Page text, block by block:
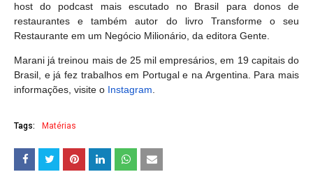
host do podcast mais escutado no Brasil para donos de
restaurantes e também autor do livro Transforme o seu
Restaurante em um Negócio Milionário, da editora Gente.
Marani já treinou mais de 25 mil empresários, em 19 capitais do
Brasil, e já fez trabalhos em Portugal e na Argentina. Para mais
informações, visite o Instagram
Tags: Matérias